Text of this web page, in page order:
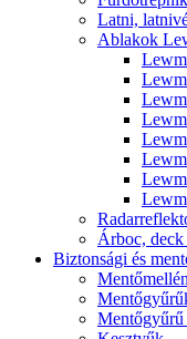
Latni,
Ablakok
Árboc, deck
Biztonsági és
Mentőgyűrű